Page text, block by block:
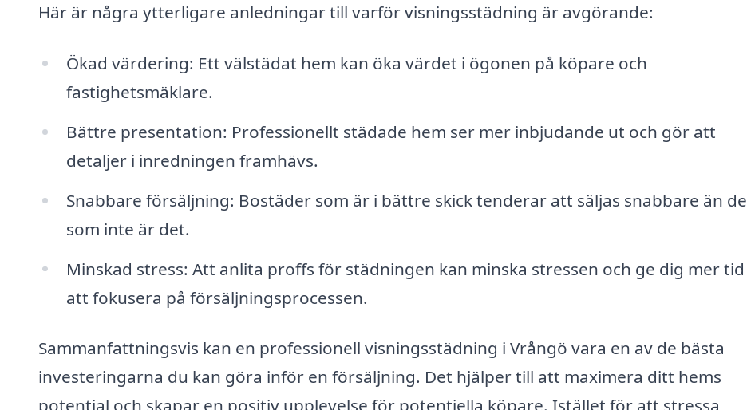
Här är några ytterligare anledningar till varför visningsstädning är avgörande:
Ökad värdering: Ett välstädat hem kan öka värdet i ögonen på köpare och
fastighetsmäklare.
Bättre presentation: Professionellt städade hem ser mer inbjudande ut och gör att
detaljer i inredningen framhävs.
Snabbare försäljning: Bostäder som är i bättre skick tenderar att säljas snabbare än de
som inte är det.
Minskad stress: Att anlita proffs för städningen kan minska stressen och ge dig mer tid
att fokusera på försäljningsprocessen.
Sammanfattningsvis kan en professionell visningsstädning i Vrångö vara en av de bästa
investeringarna du kan göra inför en försäljning. Det hjälper till att maximera ditt hems
potential och skapar en positiv upplevelse för potentiella köpare. Istället för att stressa